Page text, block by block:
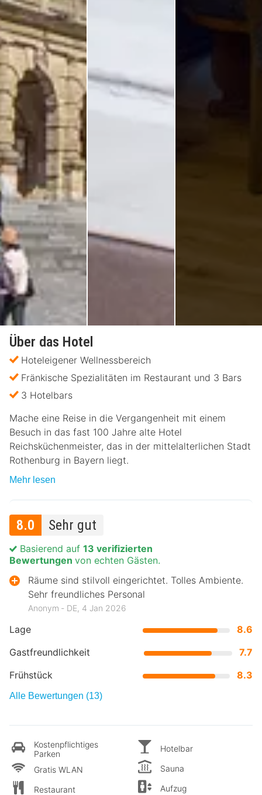
Über das Hotel
Hoteleigener Wellnessbereich
Fränkische Spezialitäten im Restaurant und 3 Bars
3 Hotelbars
Mache eine Reise in die Vergangenheit mit einem
Besuch in das fast 100 Jahre alte Hotel
Reichsküchenmeister, das in der mittelalterlichen Stadt
Rothenburg in Bayern liegt.
Mehr lesen
8.0 Sehr gut
Lage
8.6
Gastfreundlichkeit
7.7
Frühstück
8.3
Basierend auf 13 verifizierten
Bewertungen von echten Gästen.
Räume sind stilvoll eingerichtet. Tolles Ambiente.
Sehr freundliches Personal
Anonym ‐ DE, 4 Jan 2026
Alle Bewertungen (13)
Kostenpflichtiges
Parken
Gratis WLAN
Restaurant
Hotelbar
Sauna
Aufzug